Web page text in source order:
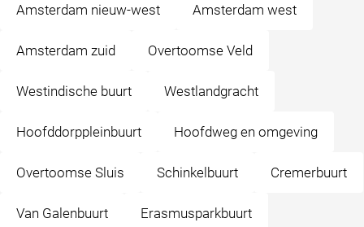
Amsterdam nieuw-west Amsterdam west
Amsterdam zuid Overtoomse Veld
Westindische buurt Westlandgracht
Hoofddorppleinbuurt Hoofdweg en omgeving
Overtoomse Sluis Schinkelbuurt Cremerbuurt
Van Galenbuurt Erasmusparkbuurt